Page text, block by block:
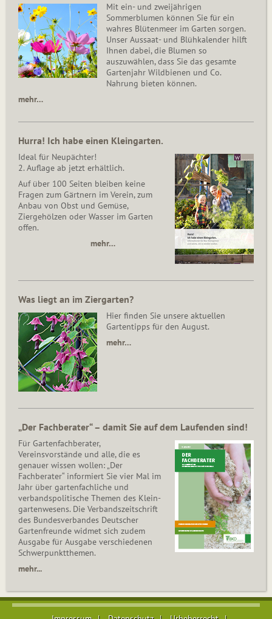
Mit ein- und zweijährigen
Sommerblumen können Sie für ein
wahres Blütenmeer im Garten sorgen.
Unser Aussaat- und Blühkalender hilft
Ihnen dabei, die Blumen so
auszuwählen, dass Sie das gesamte
Gartenjahr Wildbienen und Co.
Nahrung bieten können.
mehr…
Hurra! Ich habe einen Kleingarten.
Ideal für Neupächter!
2. Auflage ab jetzt erhältlich.
Auf über 100 Seiten bleiben keine
Fragen zum Gärtnern im Verein, zum
Anbau von Obst und Gemüse,
Ziergehölzen oder Wasser im Garten
offen.
mehr…
Was liegt an im Ziergarten?
Hier finden Sie unsere aktuellen
Gartentipps für den August.
mehr…
„Der Fachberater“ – damit Sie auf dem Laufenden sind!
Für Gartenfachberater,
Vereinsvorstände und alle, die es
genauer wissen wollen: „Der
Fachberater“ informiert Sie vier Mal im
Jahr über gartenfachliche und
verbandspolitische Themen des Klein­
gar­ten­wesens. Die Ver­bands­zeit­schrift
des Bun­des­ver­ban­des Deutscher
Gartenfreunde widmet sich zudem
Ausgabe für Ausgabe verschiedenen
Schwer­punkt­the­men.
mehr...